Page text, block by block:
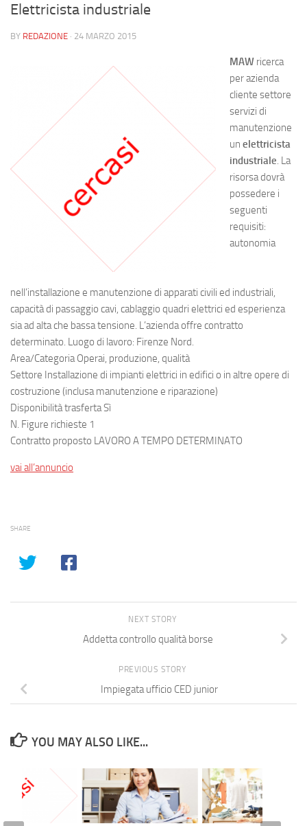
Elettricista industriale
BY REDAZIONE · 24 MARZO 2015
MAW ricerca
per azienda
cliente settore
servizi di
manutenzione
un elettricista
industriale. La
risorsa dovrà
possedere i
seguenti
requisiti:
autonomia
nell’installazione e manutenzione di apparati civili ed industriali,
capacità di passaggio cavi, cablaggio quadri elettrici ed esperienza
sia ad alta che bassa tensione. L’azienda offre contratto
determinato. Luogo di lavoro: Firenze Nord.
Area/Categoria Operai, produzione, qualità
Settore Installazione di impianti elettrici in edifici o in altre opere di
costruzione (inclusa manutenzione e riparazione)
Disponibilità trasferta Sì
N. Figure richieste 1
Contratto proposto LAVORO A TEMPO DETERMINATO
vai all’annuncio
SHARE
NEXT STORY
Addetta controllo qualità borse
PREVIOUS STORY
Impiegata ufficio CED junior
YOU MAY ALSO LIKE...